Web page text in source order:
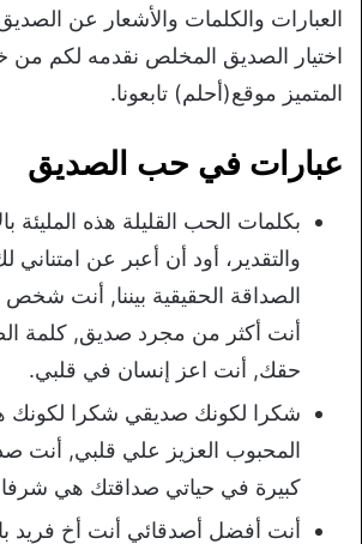
العبارات والكلمات والأشعار عن
اختيار الصديق المخلص نقدمه لكم من
المتميز موقع(أحلم) تابعونا.
عبارات في حب الصديق
بكلمات الحب القليلة هذه المليئة
والتقدير، أود أن أعبر عن امتناني
الصداقة الحقيقية بيننا, أنت
أنت أكثر من مجرد صديق, كلمة
حقك, أنت اعز إنسان في قلبي.
شكرا لكونك صديقي شكرا
المحبوب العزيز علي قلبي, أنت
كبيرة في حياتي صداقتك هي شرفا
أنت أفضل أصدقائي أنت أخ فريد